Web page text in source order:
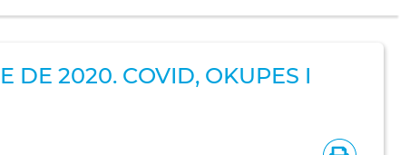
DE 2020. COVID, OKUPES I